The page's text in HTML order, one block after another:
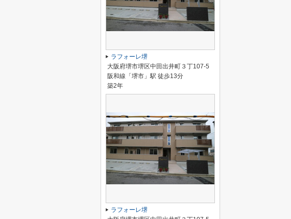
ラフォーレ堺
大阪府堺市堺区中田出井町３丁107-5
阪和線「堺市」駅 徒歩13分
築2年
ラフォーレ堺